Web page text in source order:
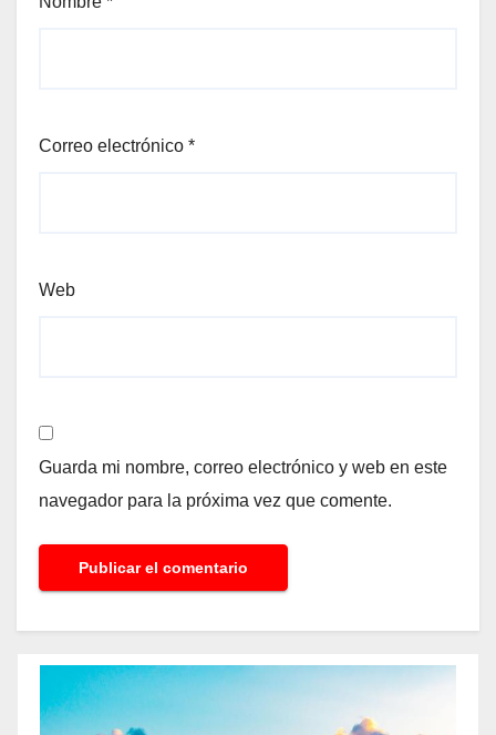
Correo electrónico *
Web
Guarda mi nombre, correo electrónico y web en este
navegador para la próxima vez que comente.